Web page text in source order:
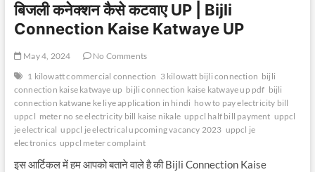
बिजली कनेक्शन कैसे कटवाए UP | Bijli
Connection Kaise Katwaye UP
May 4, 2024
No Comments
1 kilowatt commercial connection 3 kilowatt bijli connection bijli
connection kaise katwaye up bijli connection kaise katwaye up pdf bijli
connection katwane ke liye application in hindi how to pay electricity bill
uppcl meter no se electricity bill kaise nikale uppcl half bill payment uppcl
je electrical uppcl je electrical upcoming vacancy 2023 uppcl je
electronics uppcl meter complaint
इस आर्टिकल में हम आपको बताने वाले है की Bijli Connection Kaise